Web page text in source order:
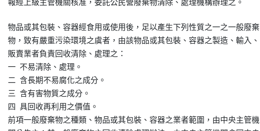
物品或其包裝、容器經食用或使用後，足以產生下列性質之一之一般廢棄
物，致有嚴重污染環境之虞者，由該物品或其包裝、容器之製造、輸入、
販賣業者負責回收清除、處理之：
一  不易清除、處理。
二  含長期不易腐化之成分。
三  含有害物質之成分。
四  具回收再利用之價值。
前項一般廢棄物之種類、物品或其包裝、容器之業者範圍，由中央主管機